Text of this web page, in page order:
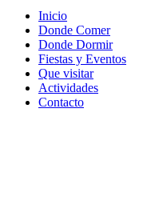
Inicio
Donde Comer
Donde Dormir
Fiestas y Eventos
Que visitar
Actividades
Contacto